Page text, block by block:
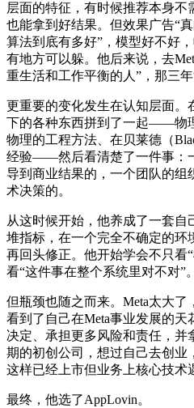
层面的特征，有时候推荐本身
也能拿到好结果。但效果广告“
算法到底有多好”，模型好不好
有地方可以躲。他后来说，去
重生活和工作平衡的人”，那三
更重要的变化发生在认知层面。
下的各种东西拼到了一起——物
物理的工程方法、在贝莱德（
经验——然后看清楚了一件事：
导到商业结果的，一个团队的组
术决策的。
从这时候开始，他养成了一套自
堆指标，在一个完全不确定的环
再回头修正。他开始学会不只看
看“这件事在整个系统里对不对”。
但瓶颈也随之而来。Meta太大
看到了自己在Meta事业发展的天
决定、承担更多风险和责任，并
期的初创公司，想过自己去创业
这样已经上市但业务上核心技术
最终，他选了AppLovin。